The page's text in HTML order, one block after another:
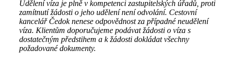
Udělení víza je plně v kompetenci zastupitelských úřadů, proti
zamítnutí žádosti o jeho udělení není odvolání. Cestovní
kancelář Čedok nenese odpovědnost za případné neudělení
víza. Klientům doporučujeme podávat žádosti o víza s
dostatečným předstihem a k žádosti dokládat všechny
požadované dokumenty.